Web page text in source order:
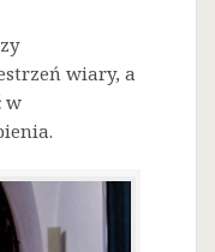
wiary, a
w